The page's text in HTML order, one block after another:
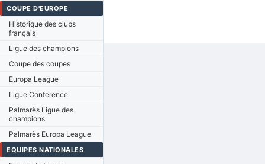
COUPE D'EUROPE
Historique des clubs
français
Ligue des champions
Coupe des coupes
Europa League
Ligue Conference
Palmarès Ligue des
champions
Palmarès Europa League
EQUIPES NATIONALES